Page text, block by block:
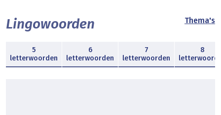
Lingowoorden Thema's
5
letterwoorden
6
letterwoorden
7
letterwoorden
8